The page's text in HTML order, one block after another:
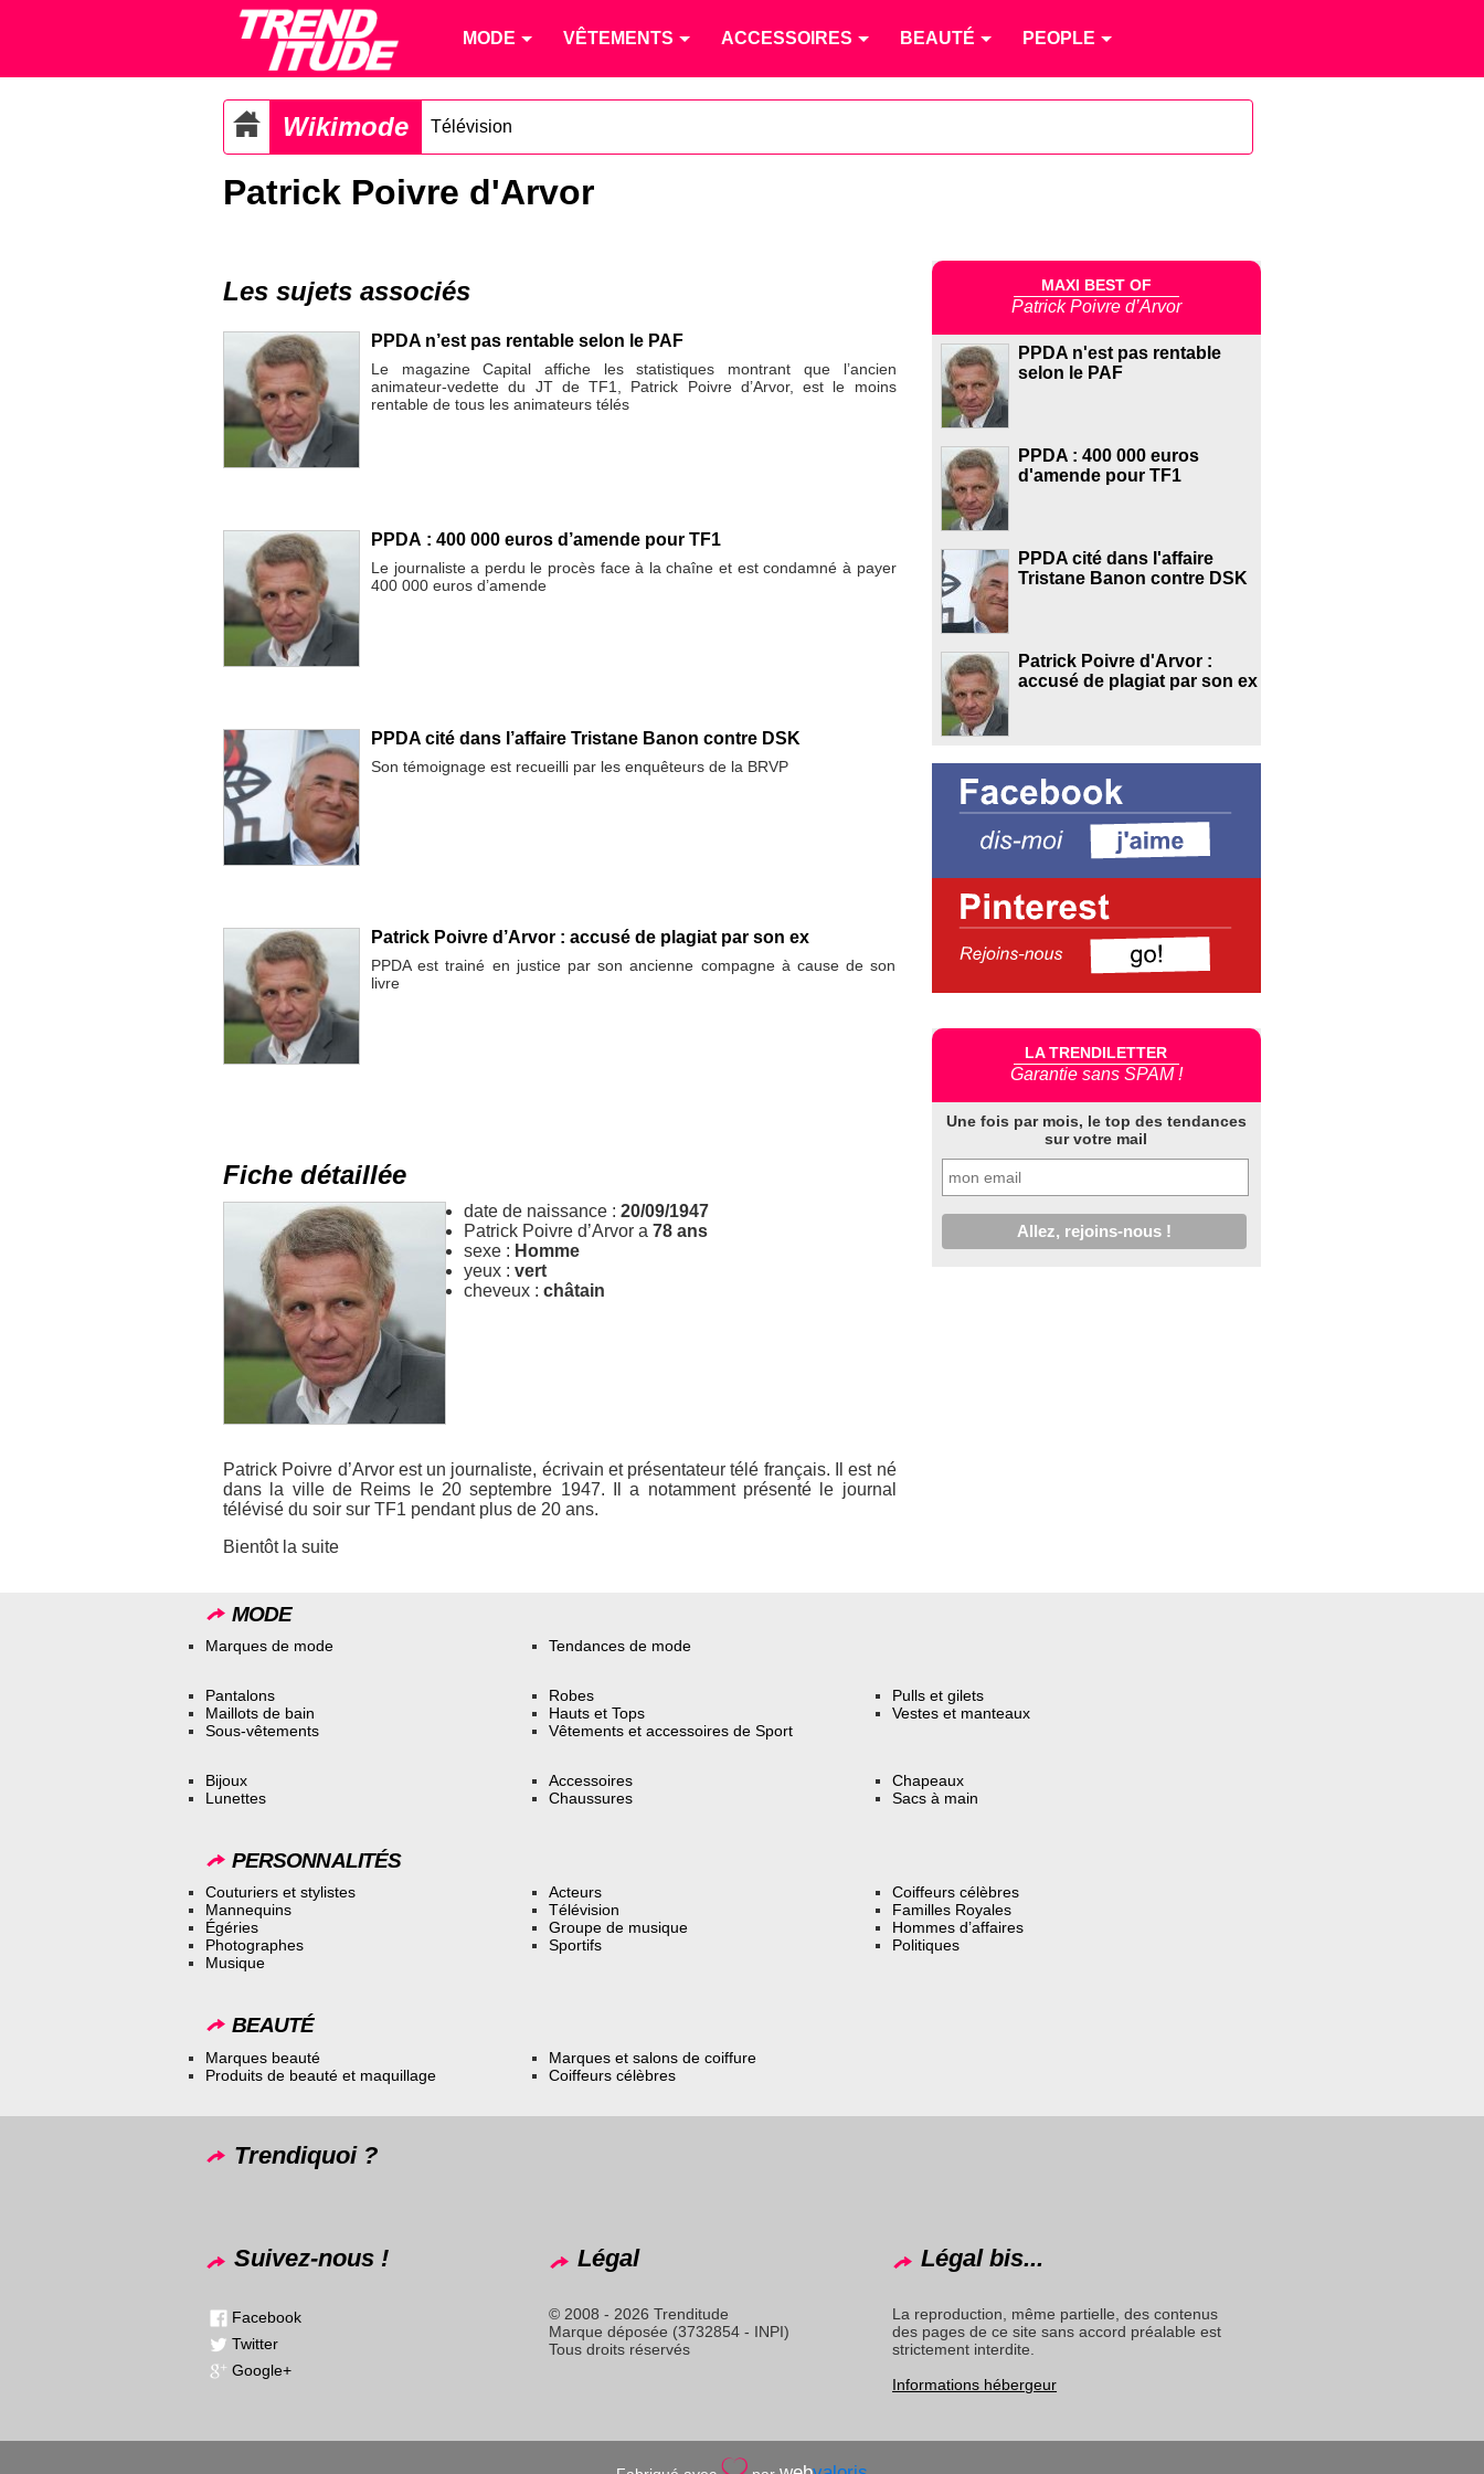
MODE VÊTEMENTS ACCESSOIRES BEAUTÉ PEOPLE
Wikimode Télévision
Patrick Poivre d'Arvor
Les sujets associés
PPDA n’est pas rentable selon le PAF
Le magazine Capital affiche les statistiques montrant que l’ancien
animateur-vedette du JT de TF1, Patrick Poivre d’Arvor, est le moins
rentable de tous les animateurs télés
PPDA : 400 000 euros d’amende pour TF1
Le journaliste a perdu le procès face à la chaîne et est condamné à payer
400 000 euros d’amende
PPDA cité dans l’affaire Tristane Banon contre DSK
Son témoignage est recueilli par les enquêteurs de la BRVP
Patrick Poivre d’Arvor : accusé de plagiat par son ex
PPDA est trainé en justice par son ancienne compagne à cause de son
livre
Fiche détaillée
date de naissance : 20/09/1947
Patrick Poivre d’Arvor a 78 ans
sexe : Homme
yeux : vert
cheveux : châtain
Patrick Poivre d’Arvor est un journaliste, écrivain et présentateur télé français. Il est né
dans la ville de Reims le 20 septembre 1947. Il a notamment présenté le journal
télévisé du soir sur TF1 pendant plus de 20 ans.
Bientôt la suite
MAXI BEST OF
Patrick Poivre d’Arvor
PPDA n'est pas rentable
selon le PAF
PPDA : 400 000 euros
d'amende pour TF1
PPDA cité dans l'affaire
Tristane Banon contre DSK
Patrick Poivre d'Arvor :
accusé de plagiat par son ex
LA TRENDILETTER
Garantie sans SPAM !
Une fois par mois, le top des tendances
sur votre mail
MODE
Marques de mode Tendances de mode
Pantalons
Maillots de bain
Sous-vêtements
Robes
Hauts et Tops
Vêtements et accessoires de Sport
Pulls et gilets
Vestes et manteaux
Bijoux
Lunettes
Accessoires
Chaussures
Chapeaux
Sacs à main
PERSONNALITÉS
Couturiers et stylistes
Mannequins
Égéries
Photographes
Musique
Acteurs
Télévision
Groupe de musique
Sportifs
Coiffeurs célèbres
Familles Royales
Hommes d’affaires
Politiques
BEAUTÉ
Marques beauté
Produits de beauté et maquillage
Marques et salons de coiffure
Coiffeurs célèbres
Trendiquoi ?
Suivez-nous !
Facebook
Twitter
Google+
Légal
© 2008 - 2026 Trenditude
Marque déposée (3732854 - INPI)
Tous droits réservés
Légal bis...
La reproduction, même partielle, des contenus
des pages de ce site sans accord préalable est
strictement interdite.
Informations hébergeur